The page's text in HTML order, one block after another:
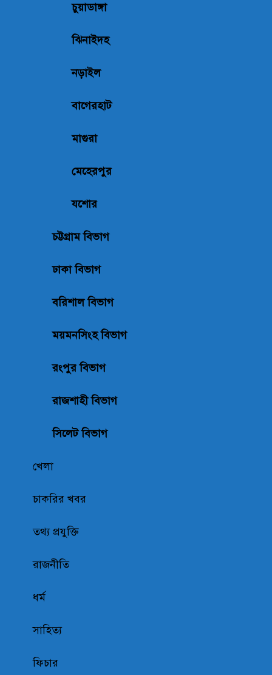
চুয়াডাঙ্গা
ঝিনাইদহ
নড়াইল
বাগেরহাট
মাগুরা
মেহেরপুর
যশোর
চট্টগ্রাম বিভাগ
ঢাকা বিভাগ
বরিশাল বিভাগ
ময়মনসিংহ বিভাগ
রংপুর বিভাগ
রাজশাহী বিভাগ
সিলেট বিভাগ
খেলা
চাকরির খবর
তথ্য প্রযুক্তি
রাজনীতি
ধর্ম
সাহিত্য
ফিচার